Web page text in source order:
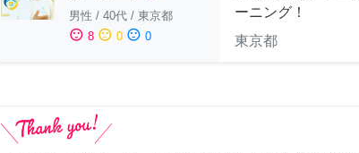
男性 / 40代 / 東京都
sentiment_satisfied 8 sentiment_neutral 0 sentiment_dissatisfied 0
ーニング！
東京都